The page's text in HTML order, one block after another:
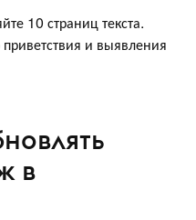
10 страниц текста.
и выявления
в